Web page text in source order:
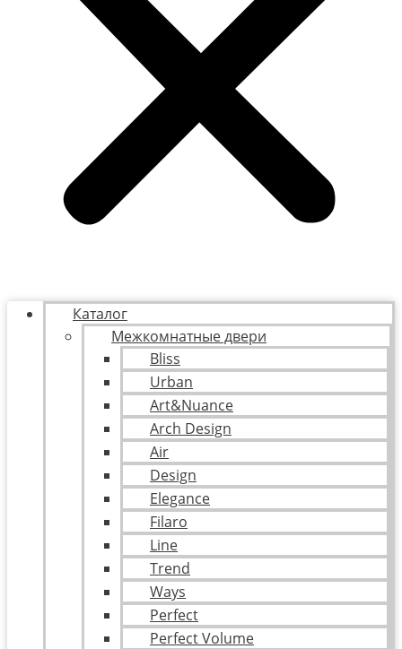
Каталог
Межкомнатные двери
Bliss
Urban
Art&Nuance
Arch Design
Air
Design
Elegance
Filaro
Line
Trend
Ways
Perfect
Perfect Volume